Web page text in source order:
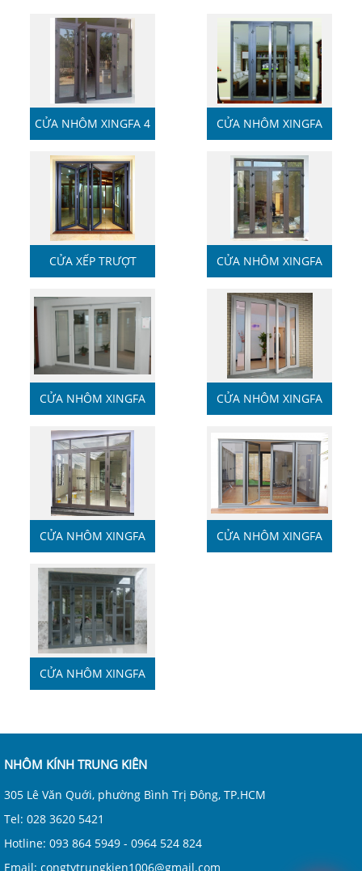
CỬA NHÔM XINGFA 4
CÁNH
CỬA NHÔM XINGFA
CỬA XẾP TRƯỢT
XINGFA
CỬA NHÔM XINGFA
CỬA NHÔM XINGFA CỬA NHÔM XINGFA
CỬA NHÔM XINGFA CỬA NHÔM XINGFA
CỬA NHÔM XINGFA
NHÔM KÍNH TRUNG KIÊN
305 Lê Văn Quới, phường Bình Trị Đông, TP.HCM
Tel: 028 3620 5421
Hotline: 093 864 5949 - 0964 524 824
Email: congtytrungkien1006@gmail.com